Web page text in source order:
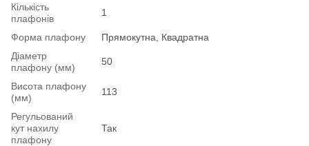
Кількість
плафонів
1
Форма плафону
Прямокутна, Квадратна
Діаметр
плафону (мм)
50
Висота плафону
(мм)
113
Регульований
кут нахилу
плафону
Так